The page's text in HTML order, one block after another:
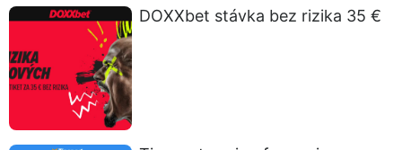
DOXXbet stávka bez rizika 35 €